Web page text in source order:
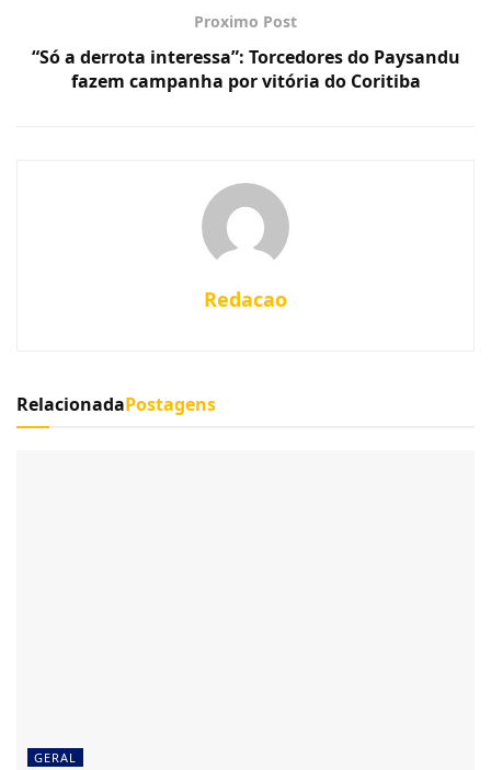
Proximo Post
“Só a derrota interessa”: Torcedores do Paysandu
fazem campanha por vitória do Coritiba
Redacao
RelacionadaPostagens
GERAL